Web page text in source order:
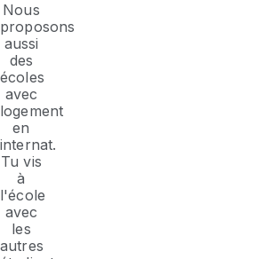
Nous
proposons
aussi
des
écoles
avec
logement
en
internat.
Tu vis
à
l'école
avec
les
autres